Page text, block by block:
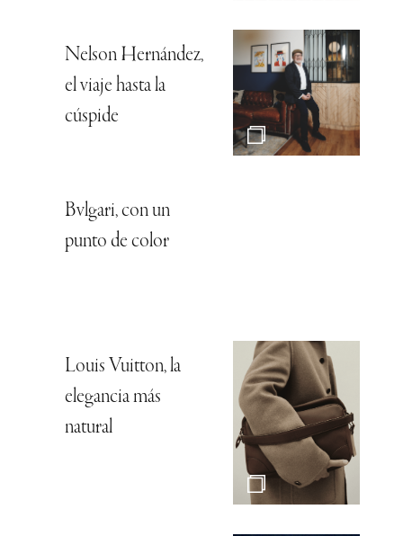
Nelson Hernández,
el viaje hasta la
cúspide
Bvlgari, con un
punto de color
Louis Vuitton, la
elegancia más
natural